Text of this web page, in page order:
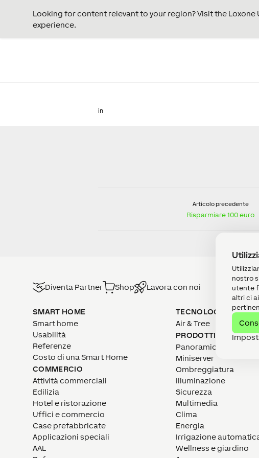
nostro
utente
altri ci
Looking for content relevant to your region? Visit the
experience.
in
Articolo precedente
Risparmiare 100 euro
Diventa Partner Shop Lavora con noi
SMART HOME
Smart home
Usabilità
Referenze
Costo di una Smart Home
COMMERCIO
Attività commerciali
Edilizia
Hotel e ristorazione
Uffici e commercio
Case prefabbricate
Applicazioni speciali
AAL
TECNOLOGIE
Air & Tree
PRODOTTI
Panoramica
Miniserver
Ombreggiatura
Illuminazione
Sicurezza
Multimedia
Clima
Energia
Irrigazione
Wellness e giardino